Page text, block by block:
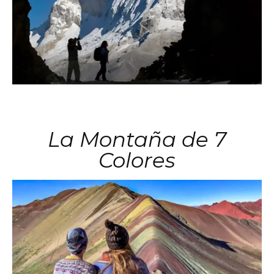
La Montaña de 7
Colores